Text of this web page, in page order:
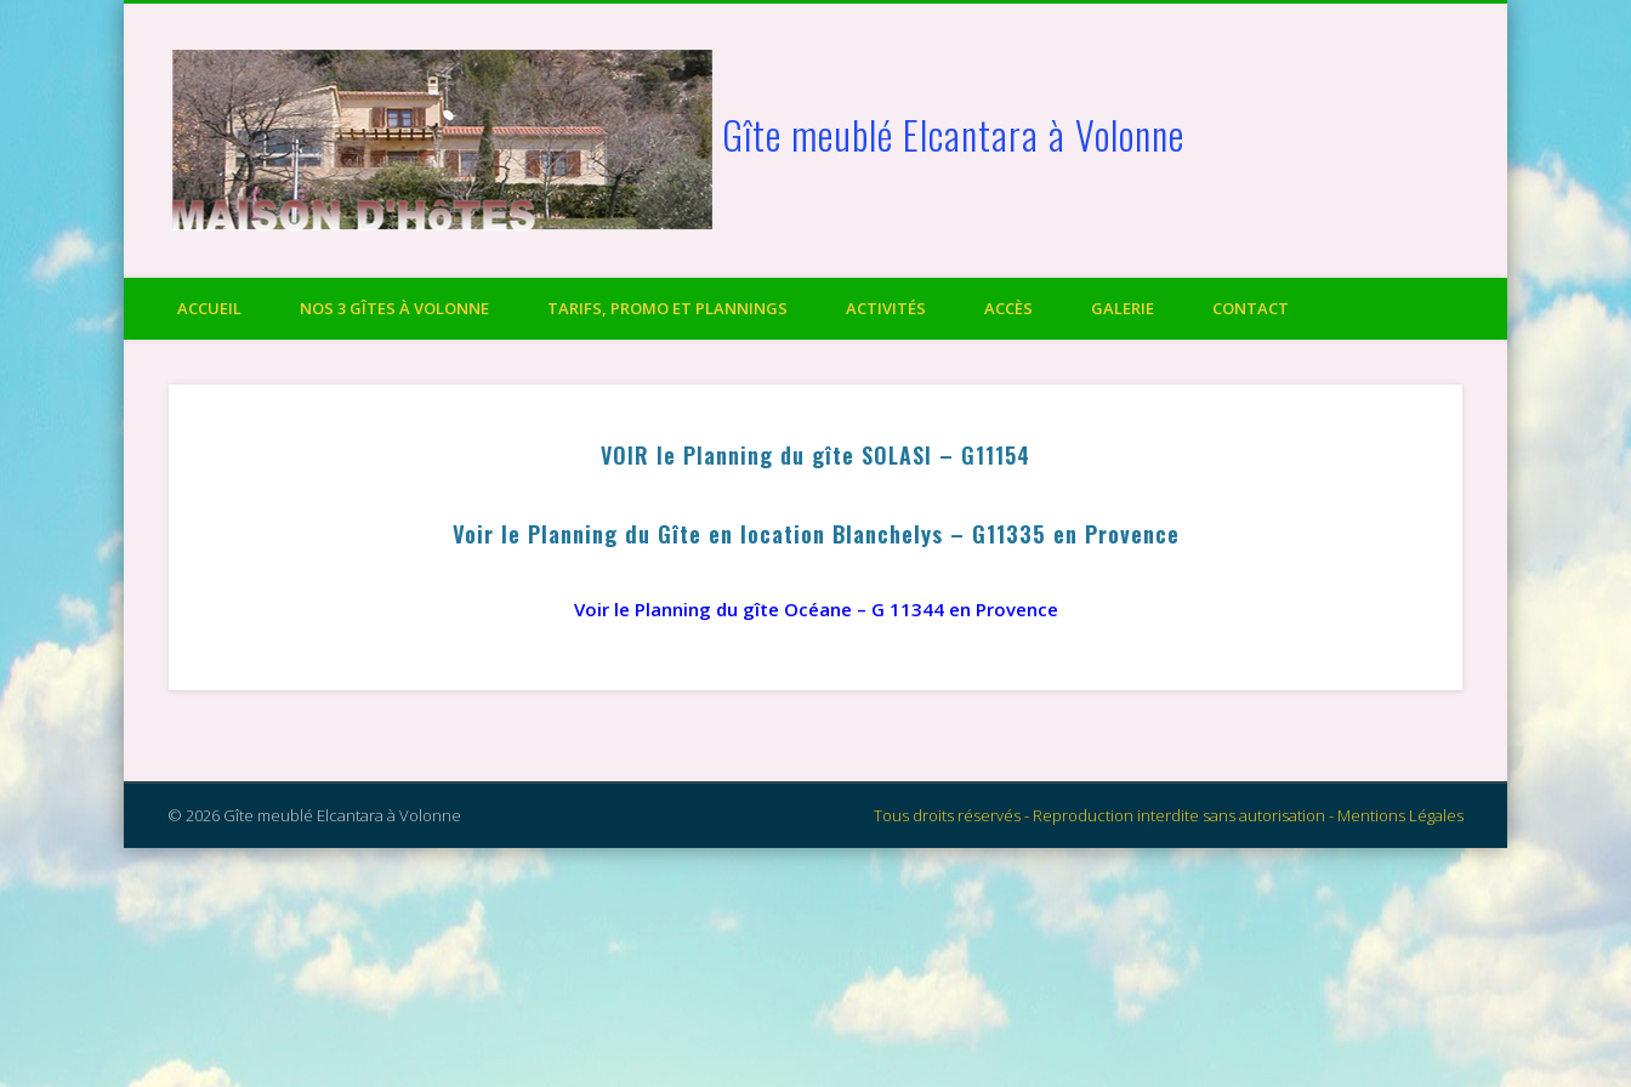
Gîte meublé Elcantara à Volonne
ACCUEIL NOS 3 GÎTES À VOLONNE TARIFS, PROMO ET PLANNINGS ACTIVITÉS ACCÈS GALERIE CONTACT
VOIR le Planning du gîte SOLASI – G11154
Voir le Planning du Gîte en location Blanchelys – G11335 en Provence
Voir le Planning du gîte Océane – G 11344 en Provence
© 2026 Gîte meublé Elcantara à Volonne Tous droits réservés - Reproduction interdite sans autorisation - Mentions Légales